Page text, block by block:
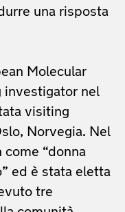
una risposta
Molecular
investigator nel
visiting
Norvegia. Nel
come “donna
ed è stata eletta
tre